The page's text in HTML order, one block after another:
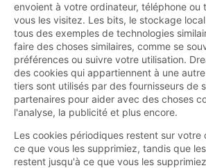
envoient à votre ordinateur, téléphone ou
vous les visitez. Les bits, le stockage
tous des exemples de technologies
faire des choses similaires, comme se
préférences ou suivre votre utilisation.
des cookies qui appartiennent à une
tiers sont utilisés par des fournisseurs de
partenaires pour aider avec des choses
l'analyse, la publicité et plus encore.
Les cookies périodiques restent sur votre
ce que vous les supprimiez, tandis que
restent jusqu'à ce que vous les